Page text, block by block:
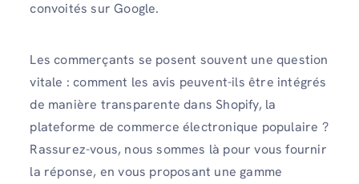
convoités sur Google.
Les commerçants se posent souvent une question
vitale : comment les avis peuvent-ils être intégrés
de manière transparente dans Shopify, la
plateforme de commerce électronique populaire ?
Rassurez-vous, nous sommes là pour vous fournir
la réponse, en vous proposant une gamme